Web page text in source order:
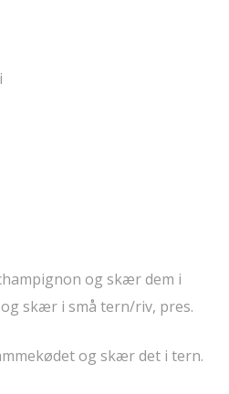
og skær dem i
skær i små tern/riv, pres.
og skær det i tern.